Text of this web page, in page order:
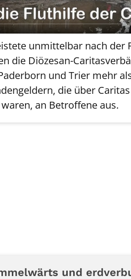
unmittelbar nach der
die Diözesan-
und Trier mehr
die über
an Betroffene aus.
und